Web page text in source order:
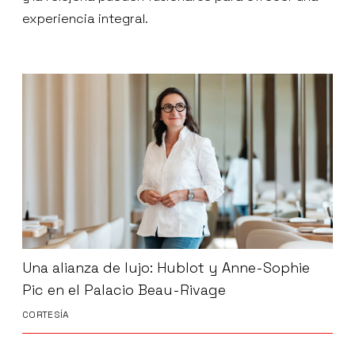
experiencia integral.
Una alianza de lujo: Hublot y Anne-Sophie
Pic en el Palacio Beau-Rivage
CORTESÍA